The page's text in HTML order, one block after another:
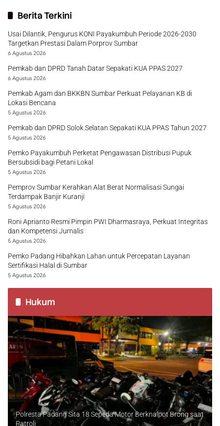
Berita Terkini
Usai Dilantik, Pengurus KONI Payakumbuh Periode 2026-2030
Targetkan Prestasi Dalam Porprov Sumbar
6 Agustus 2026
Pemkab dan DPRD Tanah Datar Sepakati KUA PPAS 2027
6 Agustus 2026
Pemkab Agam dan BKKBN Sumbar Perkuat Pelayanan KB di
Lokasi Bencana
5 Agustus 2026
Pemkab dan DPRD Solok Selatan Sepakati KUA PPAS Tahun 2027
5 Agustus 2026
Pemko Payakumbuh Perketat Pengawasan Distribusi Pupuk
Bersubsidi bagi Petani Lokal
5 Agustus 2026
Pemprov Sumbar Kerahkan Alat Berat Normalisasi Sungai
Terdampak Banjir Kuranji
5 Agustus 2026
Roni Aprianto Resmi Pimpin PWI Dharmasraya, Perkuat Integritas
dan Kompetensi Jurnalis
5 Agustus 2026
Pemko Padang Hibahkan Lahan untuk Percepatan Layanan
Sertifikasi Halal di Sumbar
5 Agustus 2026
Hukum
Polresta Padang Sita 18 Sepeda Motor Berknalpot Brong saat
Patroli